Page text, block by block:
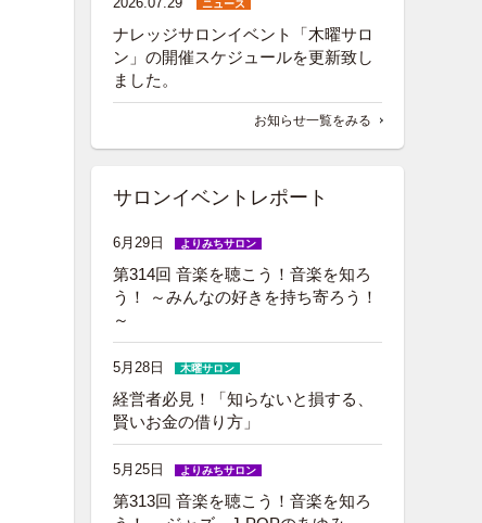
ニュース
ナレッジサロンイベント「木曜サロ
ン」の開催スケジュールを更新致し
ました。
お知らせ一覧をみる
サロンイベントレポート
6月29日 よりみちサロン
第314回 音楽を聴こう！音楽を知ろ
う！ ～みんなの好きを持ち寄ろう！
～
5月28日 木曜サロン
経営者必見！「知らないと損する、
賢いお金の借り方」
5月25日 よりみちサロン
第313回 音楽を聴こう！音楽を知ろ